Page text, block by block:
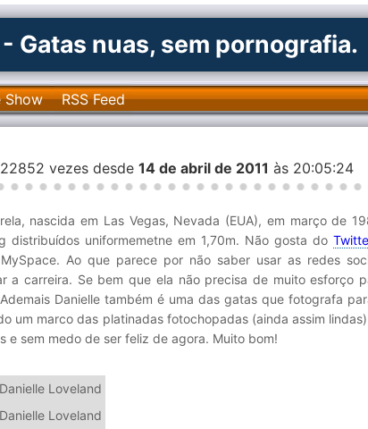
- Gatas nuas, sem pornografia.
Show RSS Feed
vezes desde 14 de abril de 2011 às 20:05:24
nascida em Las Vegas, Nevada (EUA), em março de
distribuídos uniformemetne em 1,70m. Não gosta do
Ao que parece por não saber usar as redes
a carreira. Se bem que ela não precisa de muito esforço
Danielle também é uma das gatas que fotografa
um marco das platinadas fotochopadas (ainda assim
e sem medo de ser feliz de agora. Muito bom!